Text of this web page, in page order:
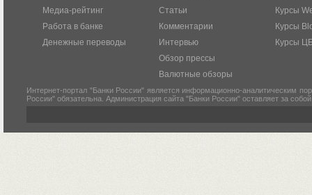
Медиа-рейтинг
Работа в банке
Денежные переводы
Статьи
Комментарии
Интервью
Обзор прессы
Валютные обзоры
Курсы
Курсы
Курсы
Интернет-портал "Банки России" является информационно-аналитическим
России" обязательна. Администрация сайта "Банки России" оставляет за